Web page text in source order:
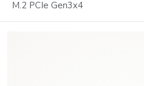
M.2 PCIe Gen3x4